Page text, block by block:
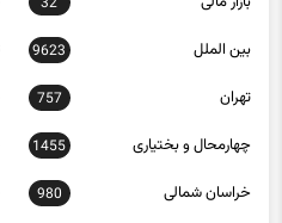
بین الملل 9623
تهران 757
چهارمحال و بختیاری 1455
خراسان شمالی 980
زنجان 653